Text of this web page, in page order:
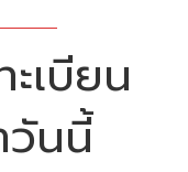
เบียน
วันนี้